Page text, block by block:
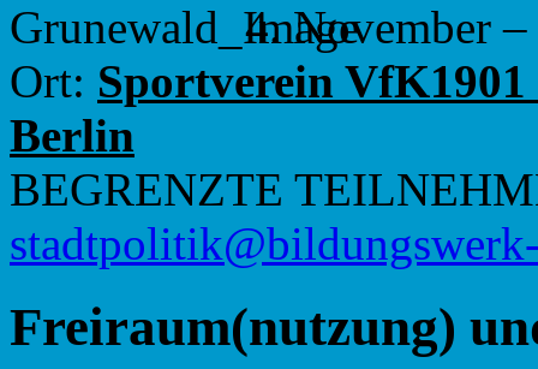
4. November
Ort: Sportverein
Berlin
BEGRENZTE
ed.lleob-
@kitiloptdats
Freiraum(nutzung)